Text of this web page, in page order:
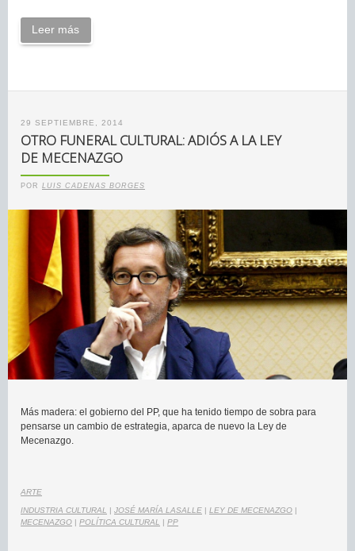
Leer más
29 SEPTIEMBRE, 2014
OTRO FUNERAL CULTURAL: ADIÓS A LA LEY
DE MECENAZGO
POR LUIS CADENAS BORGES
Más madera: el gobierno del PP, que ha tenido tiempo de sobra para
pensarse un cambio de estrategia, aparca de nuevo la Ley de
Mecenazgo.
ARTE
INDUSTRIA CULTURAL JOSÉ MARÍA LASALLE LEY DE MECENAZGO
MECENAZGO
POLÍTICA CULTURAL PP